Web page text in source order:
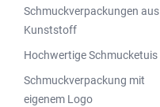
Schmuckverpackungen aus
Kunststoff
Hochwertige Schmucketuis
Schmuckverpackung mit
eigenem Logo